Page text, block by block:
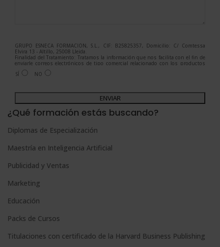
GRUPO ESNECA FORMACIÓN, S.L., CIF: B25825357, Domicilio: C/ Comtessa
Elvira 13 - Altillo, 25008 Lleida.
Finalidad del Tratamiento: Tratamos la información que nos facilita con el fin de
enviarle correos electrónicos de tipo comercial relacionado con los productos
ofrecidos y otros tipo de productos que fueran de su interés.
Legitimación del tratamiento: Consentimiento del interesado.
Para más información consulte nuestra Política de Privacidad.
Desea recibir información comercial (vía telefónica y/o email):
SÍ NO
A
l
e
r
n
i
v
e
¿Qué formación estás buscando?
Diplomas de Especialización
Maestría en Inteligencia Artificial
Publicidad y Ventas
Marketing
Educación
Packs de Cursos
Titulaciones con certificado de la Harvard Business Publishing